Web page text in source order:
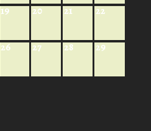
19 20 21 22
26 27 28 29